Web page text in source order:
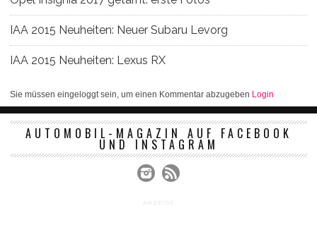
IAA 2015 Neuheiten: Neuer Subaru Levorg
IAA 2015 Neuheiten: Lexus RX
Sie müssen eingeloggt sein, um einen Kommentar abzugeben Login
AUTOMOBIL-MAGAZIN AUF FACEBOOK
UND INSTAGRAM
ANZEIGE